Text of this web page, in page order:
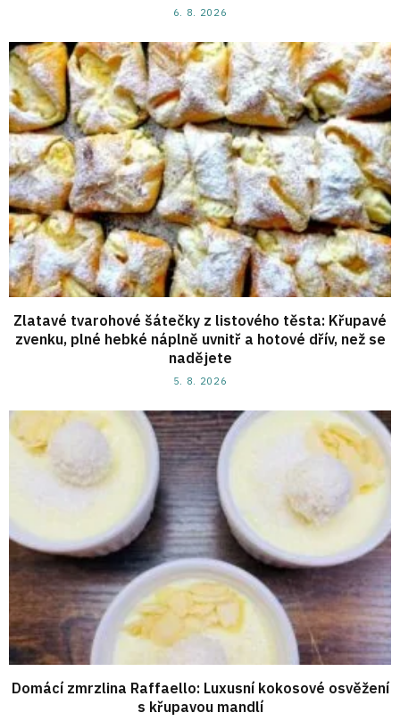
6. 8. 2026
Zlatavé tvarohové šátečky z listového těsta: Křupavé
zvenku, plné hebké náplně uvnitř a hotové dřív, než se
nadějete
5. 8. 2026
Domácí zmrzlina Raffaello: Luxusní kokosové osvěžení
s křupavou mandlí